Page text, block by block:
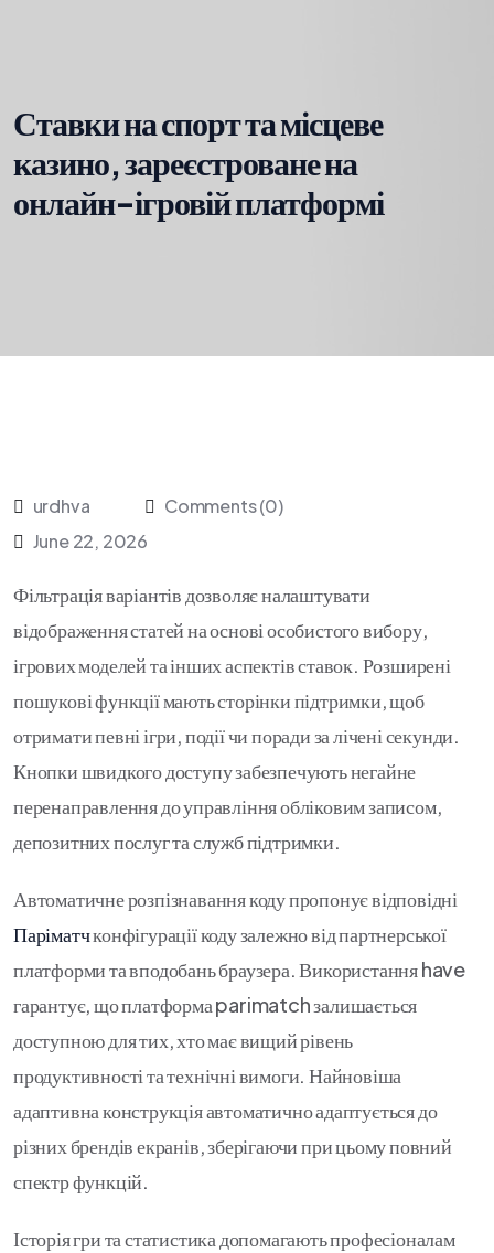
Ставки на спорт та місцеве
казино, зареєстроване на
онлайн-ігровій платформі
urdhva
Comments (0)
June 22, 2026
Фільтрація варіантів дозволяє налаштувати
відображення статей на основі особистого вибору,
ігрових моделей та інших аспектів ставок. Розширені
пошукові функції мають сторінки підтримки, щоб
отримати певні ігри, події чи поради за лічені секунди.
Кнопки швидкого доступу забезпечують негайне
перенаправлення до управління обліковим записом,
депозитних послуг та служб підтримки.
Автоматичне розпізнавання коду пропонує відповідні
Паріматчконфігурації коду залежно від партнерської
платформи та вподобань браузера. Використання have
гарантує, що платформа parimatch залишається
доступною для тих, хто має вищий рівень
продуктивності та технічні вимоги. Найновіша
адаптивна конструкція автоматично адаптується до
різних брендів екранів, зберігаючи при цьому повний
спектр функцій.
Історія гри та статистика допомагають професіоналам